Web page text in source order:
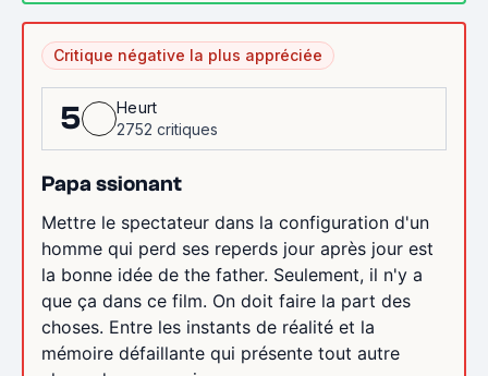
Critique négative la plus appréciée
5
Heurt
2752 critiques
Papa ssionant
Mettre le spectateur dans la configuration d'un
homme qui perd ses reperds jour après jour est
la bonne idée de the father. Seulement, il n'y a
que ça dans ce film. On doit faire la part des
choses. Entre les instants de réalité et la
mémoire défaillante qui présente tout autre